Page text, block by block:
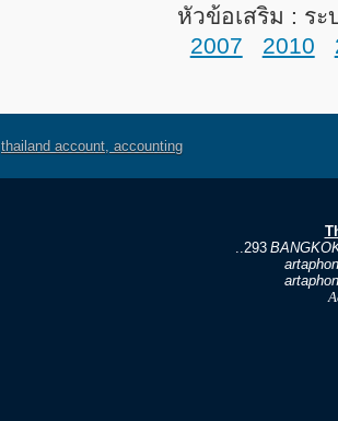
หัวข้อเสริม : ร
2007
2010
thailand account, accounting
..293